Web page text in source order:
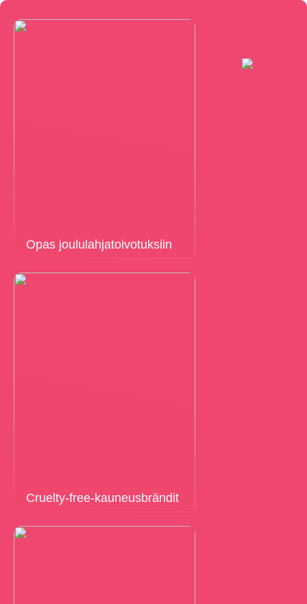
Opas joululahjatoivotuksiin
Cruelty-free-kauneusbrändit